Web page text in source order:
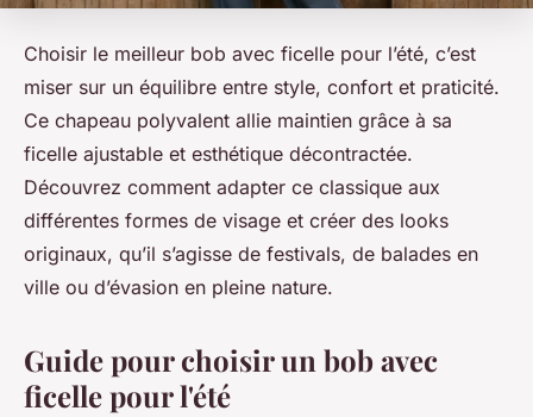
Choisir le meilleur bob avec ficelle pour l’été, c’est
miser sur un équilibre entre style, confort et praticité.
Ce chapeau polyvalent allie maintien grâce à sa
ficelle ajustable et esthétique décontractée.
Découvrez comment adapter ce classique aux
différentes formes de visage et créer des looks
originaux, qu’il s’agisse de festivals, de balades en
ville ou d’évasion en pleine nature.
Guide pour choisir un bob avec
ficelle pour l'été